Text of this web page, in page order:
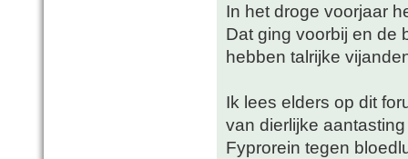
In het droge voorjaar
Dat ging voorbij en de
hebben talrijke
Ik lees elders op dit
van dierlijke
Fyprorein tegen